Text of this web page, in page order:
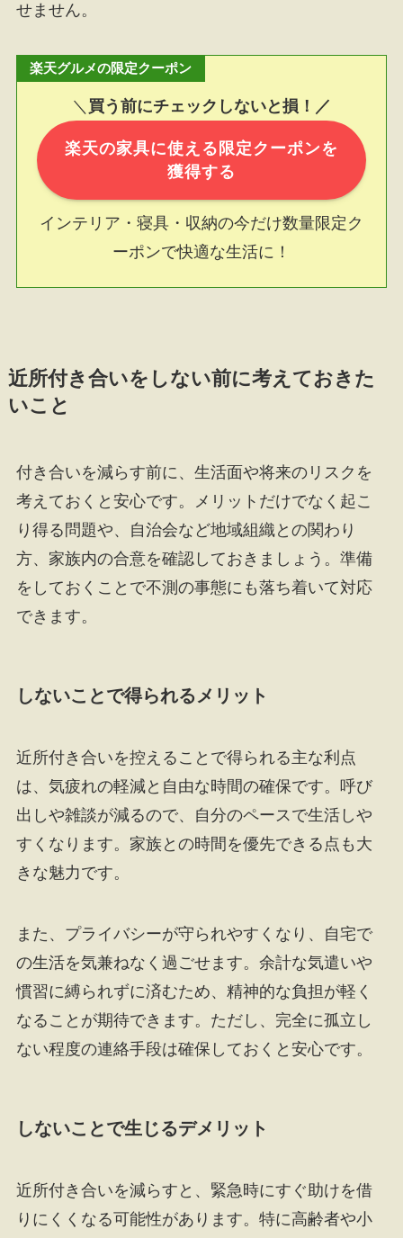
せません。
楽天グルメの限定クーポン
＼ 買う前にチェックしないと損！／
楽天の家具に使える限定クーポンを
獲得する
インテリア・寝具・収納の今だけ数量限定ク
ーポンで快適な生活に！
近所付き合いをしない前に考えておきた
いこと
付き合いを減らす前に、生活面や将来のリスクを
考えておくと安心です。メリットだけでなく起こ
り得る問題や、自治会など地域組織との関わり
方、家族内の合意を確認しておきましょう。準備
をしておくことで不測の事態にも落ち着いて対応
できます。
しないことで得られるメリット
近所付き合いを控えることで得られる主な利点
は、気疲れの軽減と自由な時間の確保です。呼び
出しや雑談が減るので、自分のペースで生活しや
すくなります。家族との時間を優先できる点も大
きな魅力です。
また、プライバシーが守られやすくなり、自宅で
の生活を気兼ねなく過ごせます。余計な気遣いや
慣習に縛られずに済むため、精神的な負担が軽く
なることが期待できます。ただし、完全に孤立し
ない程度の連絡手段は確保しておくと安心です。
しないことで生じるデメリット
近所付き合いを減らすと、緊急時にすぐ助けを借
りにくくなる可能性があります。特に高齢者や小